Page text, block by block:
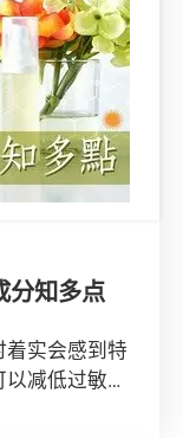
分知多点
实会感到特
减低过敏风